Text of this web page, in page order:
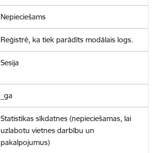
Nepieciešams
Reģistrē, ka tiek parādīts modālais logs.
Sesija
_ga
Statistikas sīkdatnes (nepieciešamas, lai
uzlabotu vietnes darbību un
pakalpojumus)